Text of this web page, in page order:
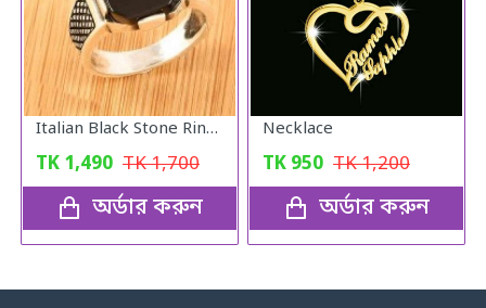
Italian Black Stone Rings Mens Gold colour
TK 1,490 TK1,700
অর্ডার করুন
Necklace
TK 950 TK1,200
অর্ডার করুন